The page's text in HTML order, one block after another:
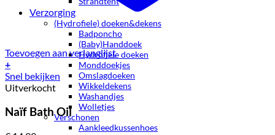
Verzorging
(Hydrofiele) doeken&dekens
Badponcho
(Baby)Handdoek
Hydrofiele doeken
Monddoekjes
Omslagdoeken
Wikkeldekens
Washandjes
Wolletjes
Verschonen
Aankleedkussenhoes
Toevoegen aan verlanglijst
+
Snel bekijken
Uitverkocht
Naïf Bath Oil